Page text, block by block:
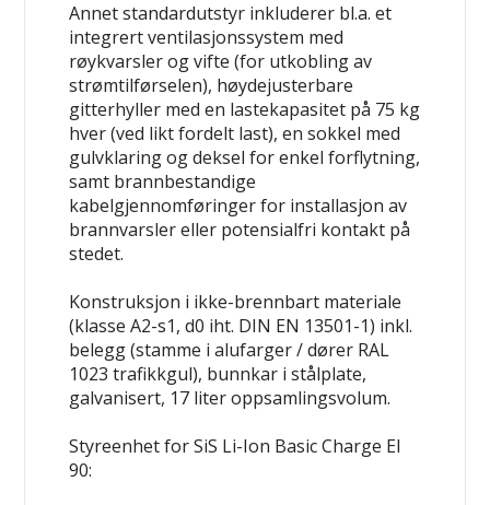
Annet standardutstyr inkluderer bl.a. et
integrert ventilasjonssystem med
røykvarsler og vifte (for utkobling av
strømtilførselen), høydejusterbare
gitterhyller med en lastekapasitet på 75 kg
hver (ved likt fordelt last), en sokkel med
gulvklaring og deksel for enkel forflytning,
samt brannbestandige
kabelgjennomføringer for installasjon av
brannvarsler eller potensialfri kontakt på
stedet.
Konstruksjon i ikke-brennbart materiale
(klasse A2-s1, d0 iht. DIN EN 13501-1) inkl.
belegg (stamme i alufarger / dører RAL
1023 trafikkgul), bunnkar i stålplate,
galvanisert, 17 liter oppsamlingsvolum.
Styreenhet for SiS Li-Ion Basic Charge EI
90: